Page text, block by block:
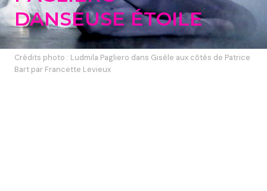
DANSEUSE ÉTOILE
Crédits photo : Ludmila Pagliero dans Gisèle aux côtés de Patrice
Bart par Francette Levieux